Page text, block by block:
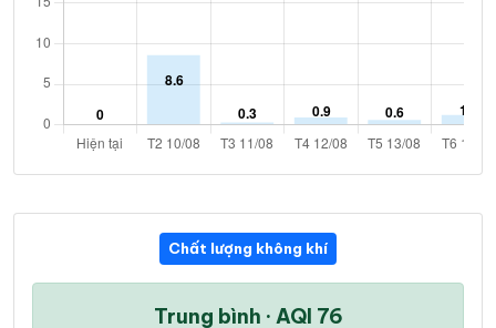
Chất lượng không khí
Trung bình · AQI 76